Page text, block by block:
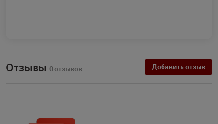
Отзывы 0 отзывов Добавить отзыв